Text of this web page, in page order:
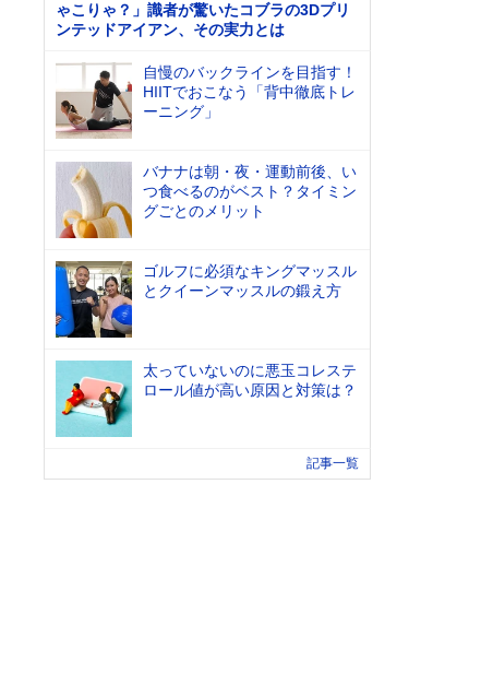
ゃこりゃ？」識者が驚いたコブラの3Dプリ
ンテッドアイアン、その実力とは
自慢のバックラインを目指す！
HIITでおこなう「背中徹底トレ
ーニング」
バナナは朝・夜・運動前後、い
つ食べるのがベスト？タイミン
グごとのメリット
ゴルフに必須なキングマッスル
とクイーンマッスルの鍛え方
太っていないのに悪玉コレステ
ロール値が高い原因と対策は？
記事一覧